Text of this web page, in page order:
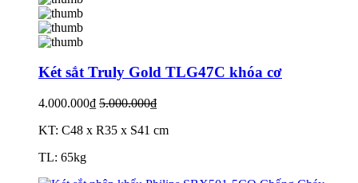
Két sắt Truly Gold TLG47C khóa cơ
4.000.000₫ 5.000.000₫
KT: C48 x R35 x S41 cm
TL: 65kg